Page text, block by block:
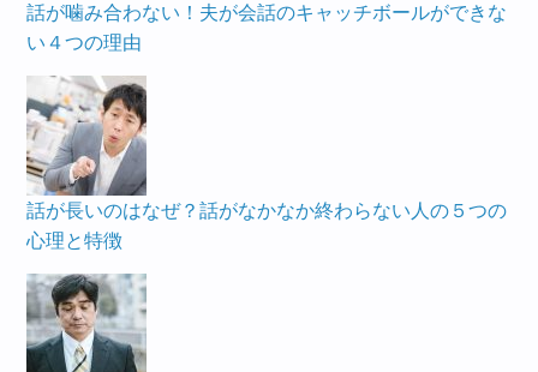
話が噛み合わない！夫が会話のキャッチボールができな
い４つの理由
話が長いのはなぜ？話がなかなか終わらない人の５つの
心理と特徴